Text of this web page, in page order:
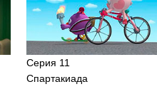
Серия 11
Спартакиада